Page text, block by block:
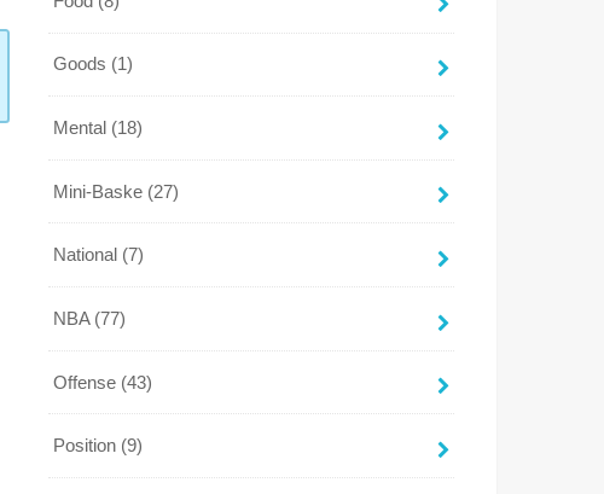
Goods (1)
Mental (18)
Mini-Baske (27)
National (7)
NBA (77)
Offense (43)
Position (9)